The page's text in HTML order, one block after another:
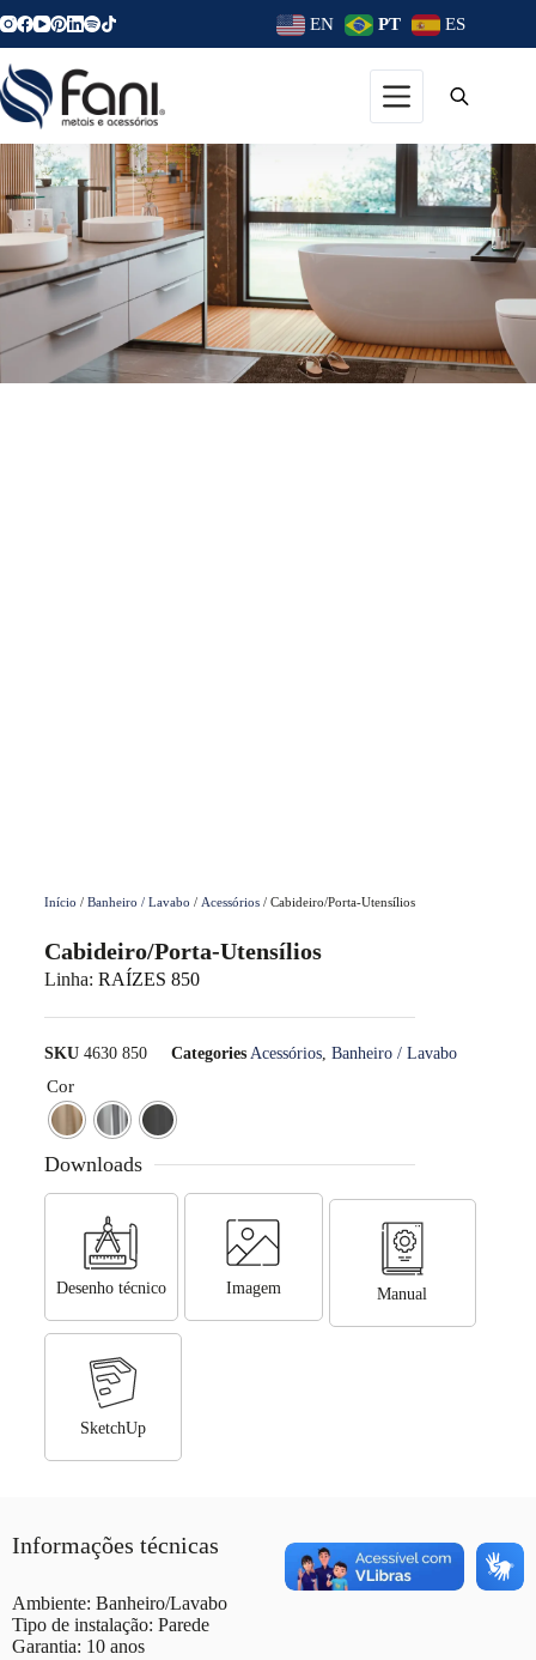
EN PT ES
Início / Banheiro / Lavabo / Acessórios/ Cabideiro/Porta-Utensílios
Cabideiro/Porta-Utensílios
Linha: RAÍZES 850
SKU 4630 850 Categories Acessórios, Banheiro / Lavabo
Cor
Downloads
Desenho técnico Imagem Manual
SketchUp
Informações técnicas
Ambiente: Banheiro/Lavabo
Tipo de instalação: Parede
Garantia: 10 anos